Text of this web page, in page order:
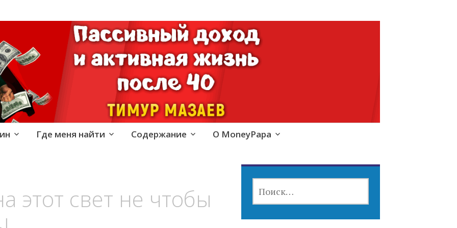
и активная жизнь 40+
Где меня найти Содержание О MoneyPapa
этот свет не чтобы